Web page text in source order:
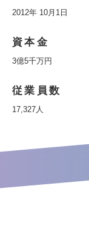
2012年 10月1日
資本金
3億5千万円
従業員数
17,327人